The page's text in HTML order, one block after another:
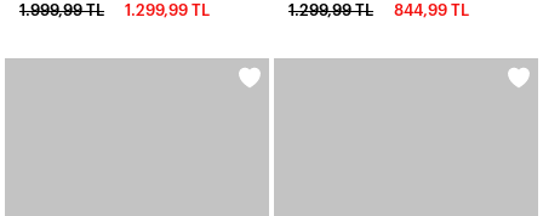
1.999,99 TL 1.299,99 TL 1.299,99 TL 844,99 TL